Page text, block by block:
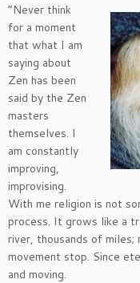
“Never think
for a moment
that what I am
saying about
Zen has been
said by the Zen
masters
themselves. I
am constantly
improving,
improvising.
With me religion is not
process. It grows like a
river, thousands of
movement stop. Since
and moving.